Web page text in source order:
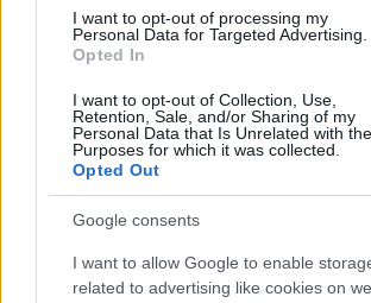
I want to opt-out of processing my
Personal Data for Targeted Advertising.
Opted In
I want to opt-out of Collection, Use,
Retention, Sale, and/or Sharing of my
Personal Data that Is Unrelated with the
Purposes for which it was collected.
Opted Out
Google consents
I want to allow Google to enable
related to advertising like cookies on